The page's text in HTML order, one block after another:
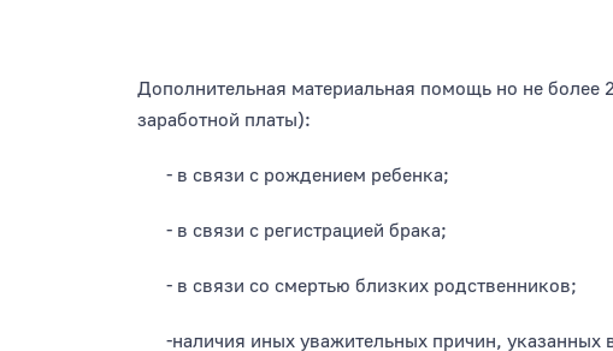
Дополнительная материальная помощь но не
заработной платы):
- в связи с рождением ребенка;
- в связи с регистрацией брака;
- в связи со смертью близких родственников;
-наличия иных уважительных причин, указанных